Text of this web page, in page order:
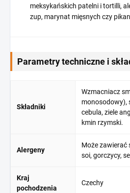
meksykańskich patelni i tortilli,
zup, marynat mięsnych czy
Parametry techniczne i
Składniki
Wzmacniacz
monosodowy),
cebula, ziele
kmin rzymski.
Alergeny
Może zawierać
soi, gorczycy,
Kraj
pochodzenia
Czechy